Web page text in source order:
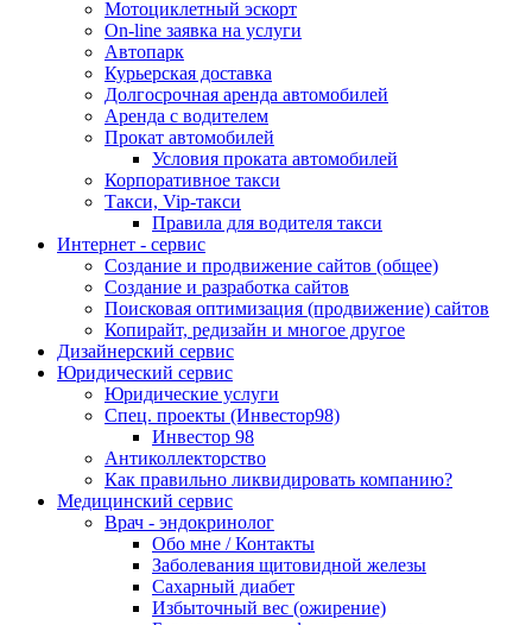
Мотоциклетный эскорт
On-line заявка на услуги
Автопарк
Курьерская доставка
Долгосрочная аренда автомобилей
Аренда с водителем
Прокат автомобилей
Условия проката автомобилей
Корпоративное такси
Такси, Vip-такси
Правила для водителя такси
Интернет - сервис
Создание и продвижение сайтов (общее)
Создание и разработка сайтов
Поисковая оптимизация (продвижение) сайтов
Копирайт, редизайн и многое другое
Дизайнерский сервис
Юридический сервис
Юридические услуги
Спец. проекты (Инвестор98)
Инвестор 98
Антиколлекторство
Как правильно ликвидировать компанию?
Медицинский сервис
Врач - эндокринолог
Обо мне / Контакты
Заболевания щитовидной железы
Сахарный диабет
Избыточный вес (ожирение)